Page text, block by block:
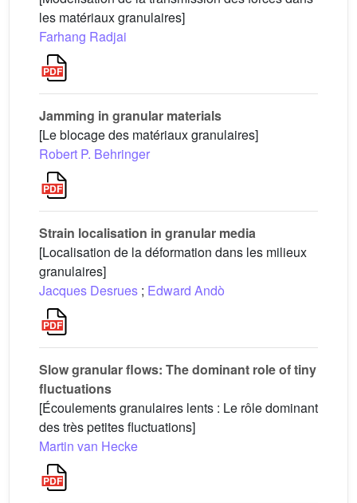
les matériaux granulaires]
Farhang Radjai
Jamming in granular materials
[Le blocage des matériaux granulaires]
Robert P. Behringer
Strain localisation in granular media
[Localisation de la déformation dans les milieux
granulaires]
Jacques Desrues ; Edward Andò
Slow granular flows: The dominant role of tiny
fluctuations
[Écoulements granulaires lents : Le rôle dominant
des très petites fluctuations]
Martin van Hecke